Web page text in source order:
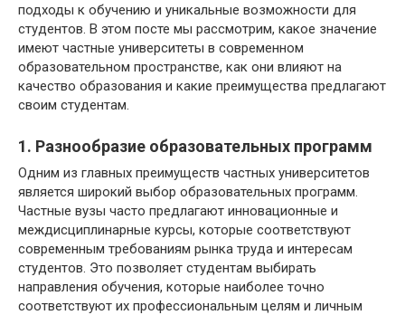
подходы к обучению и уникальные возможности для
студентов. В этом посте мы рассмотрим, какое значение
имеют частные университеты в современном
образовательном пространстве, как они влияют на
качество образования и какие преимущества предлагают
своим студентам.
1. Разнообразие образовательных программ
Одним из главных преимуществ частных университетов
является широкий выбор образовательных программ.
Частные вузы часто предлагают инновационные и
междисциплинарные курсы, которые соответствуют
современным требованиям рынка труда и интересам
студентов. Это позволяет студентам выбирать
направления обучения, которые наиболее точно
соответствуют их профессиональным целям и личным